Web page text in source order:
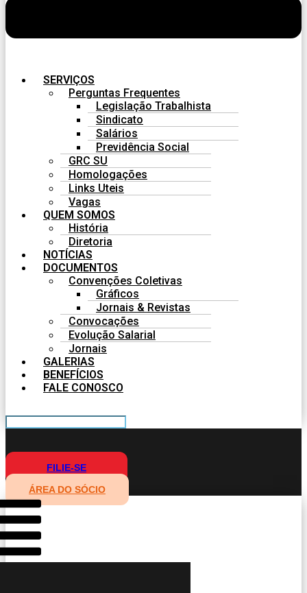
SERVIÇOS
Perguntas Frequentes
Legislação Trabalhista
Sindicato
Salários
Previdência Social
GRC SU
Homologações
Links Uteis
Vagas
QUEM SOMOS
História
Diretoria
NOTÍCIAS
DOCUMENTOS
Convenções Coletivas
Gráficos
Jornais & Revistas
Convocações
Evolução Salarial
Jornais
GALERIAS
BENEFÍCIOS
FALE CONOSCO
FILIE-SE
ÁREA DO SÓCIO